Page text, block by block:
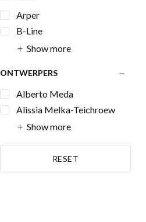
Arper
B-Line
Show more
ONTWERPERS
Alberto Meda
Alissia Melka-Teichroew
Show more
RESET